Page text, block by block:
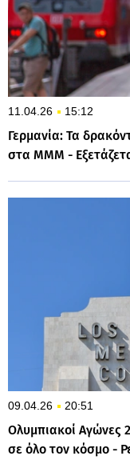
11.04.26 15:12
Γερμανία: Τα
στα ΜΜΜ -
09.04.26 20:51
Ολυμπιακοί Αγώνες
σε όλο τον κόσμο -